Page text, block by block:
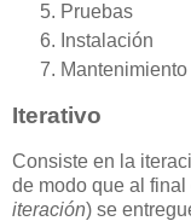
Pruebas
Instalación
Mantenimiento
Iterativo
Consiste en la
de modo que al
iteración) se